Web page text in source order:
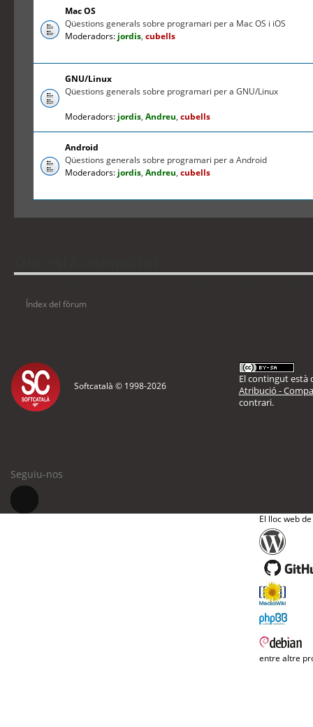
Mac OS
Qüestions generals sobre programari per a Mac OS i iOS
Moderadors: jordis,cubells
GNU/Linux
Qüestions generals sobre programari per a GNU/Linux
Moderadors: jordis,Andreu,cubells
Android
Qüestions generals sobre programari per a Android
Moderadors: jordis,Andreu,cubells
Índex del fòrum
Softcatalà © 1998-2026
El contingut està
Atribució -
contrari.
Seguiu-nos
El lloc web
entre altre